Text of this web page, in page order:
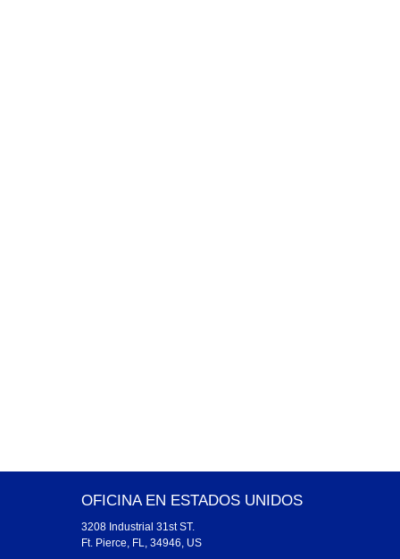
OFICINA EN ESTADOS UNIDOS
3208 Industrial 31st ST.
Ft. Pierce, FL, 34946, US